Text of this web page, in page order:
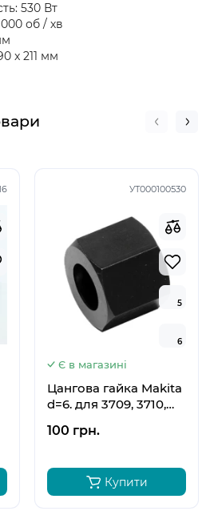
530 Вт
000 об / хв
x 211 мм
УТ000100530
5
6
5
6
Є в магазині
Цангова гайка Makita
d=6. для 3709, 3710,
M3702, MT372, DRT52,
100 грн.
Купити